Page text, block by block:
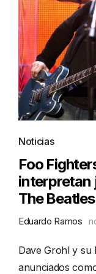
Noticias
Foo
interpretan
The Beatles
Eduardo Ramos
Dave Grohl y su
anunciados